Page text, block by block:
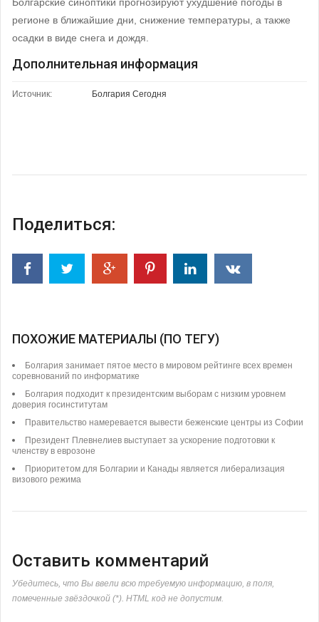
регионе в ближайшие дни, снижение температуры, а также
осадки в виде снега и дождя.
Дополнительная информация
Источник: Болгария Сегодня
Поделиться:
ПОХОЖИЕ МАТЕРИАЛЫ (ПО ТЕГУ)
Болгария занимает пятое место в мировом рейтинге всех времен
соревнований по информатике
Болгария подходит к президентским выборам с низким уровнем
доверия госинститутам
Правительство намеревается вывести беженские центры из Софии
Президент Плевнелиев выступает за ускорение подготовки к
членству в еврозоне
Приоритетом для Болгарии и Канады является либерализация
визового режима
Оставить комментарий
Убедитесь, что Вы ввели всю требуемую информацию, в поля,
помеченные звёздочкой (*). HTML код не допустим.